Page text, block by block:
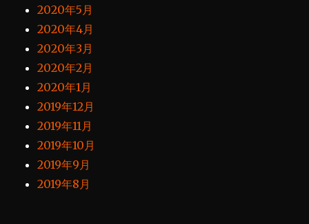
2020年5月
2020年4月
2020年3月
2020年2月
2020年1月
2019年12月
2019年11月
2019年10月
2019年9月
2019年8月